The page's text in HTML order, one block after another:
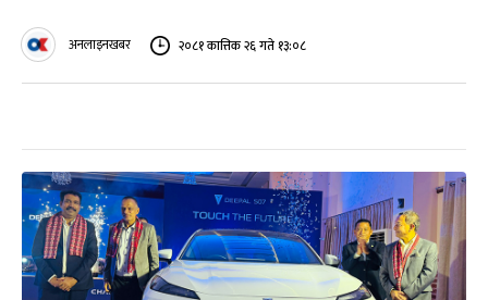
अनलाइनखबर २०८१ कात्तिक २६ गते १३:०८